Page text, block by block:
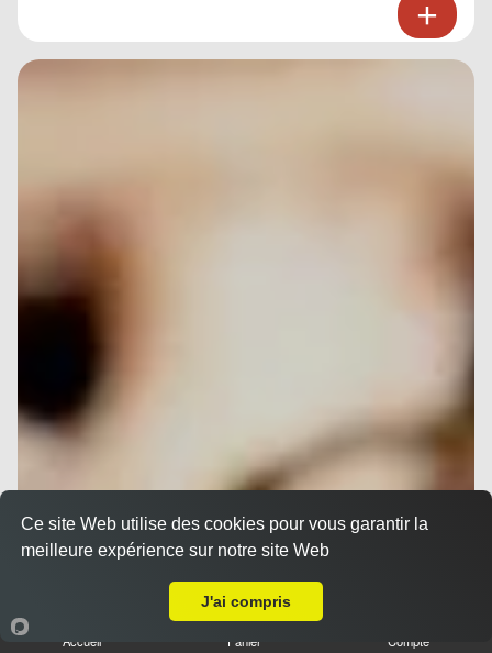
Accueil Panier Compte
Ce site Web utilise des cookies pour vous garantir la
meilleure expérience sur notre site Web
J'ai compris